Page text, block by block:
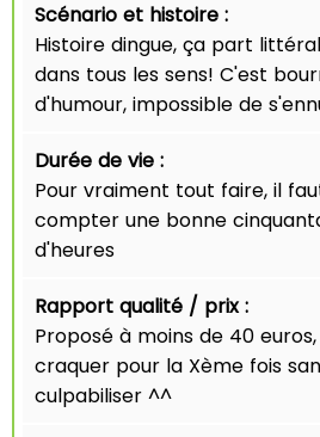
Scénario et histoire :
Histoire dingue, ça part
dans tous les sens! C'est
d'humour, impossible de
Durée de vie :
Pour vraiment tout faire, il
compter une bonne
d'heures
Rapport qualité / prix :
Proposé à moins de 40
craquer pour la Xème fois
culpabiliser ^^